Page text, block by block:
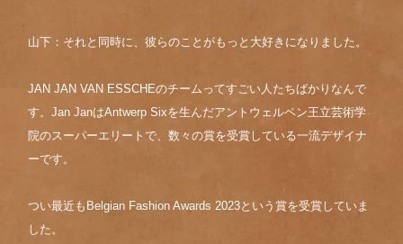
山下：それと同時に、彼らのことがもっと大好きになりました。
JAN JAN VAN ESSCHEのチームってすごい人たちばかりなんで
す。Jan JanはAntwerp Sixを生んだアントウェルペン王立芸術学
院のスーパーエリートで、数々の賞を受賞している一流デザイナ
ーです。
つい最近もBelgian Fashion Awards 2023という賞を受賞していま
した。